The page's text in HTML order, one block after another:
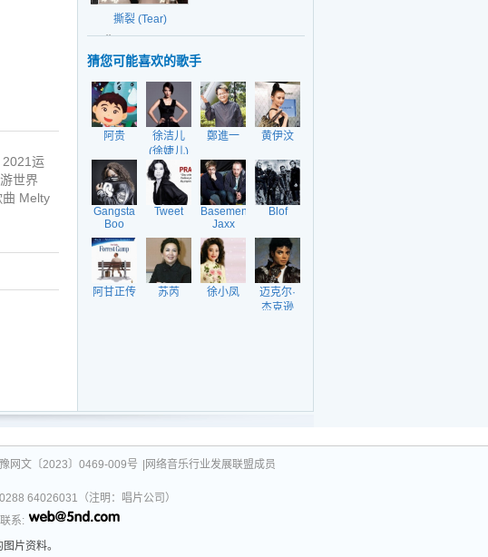
2021运
世界
Melty
撕裂 (Tear)
猜您可能喜欢的歌手
阿贵
徐洁儿
(徐婕儿)
鄭進一 黄伊汶
Gangsta
Boo
Tweet
Basement
Jaxx
Blof
阿甘正传 苏芮 徐小凤
迈克尔·
杰克逊
豫网文〔2023〕0469-009号 |网络音乐行业发展联盟成员
64026031（注明：唱片公司）
系:
片资料。